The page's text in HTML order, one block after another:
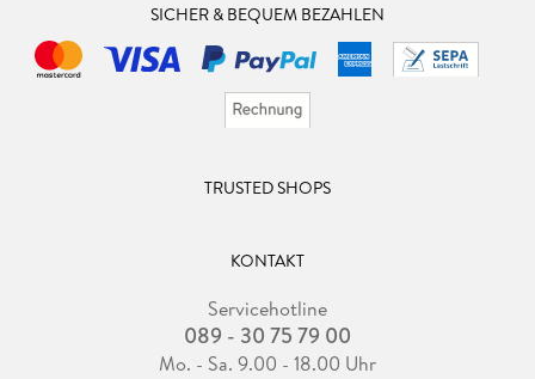
SICHER & BEQUEM BEZAHLEN
TRUSTED SHOPS
KONTAKT
Servicehotline
089 - 30 75 79 00
Mo. - Sa. 9.00 - 18.00 Uhr